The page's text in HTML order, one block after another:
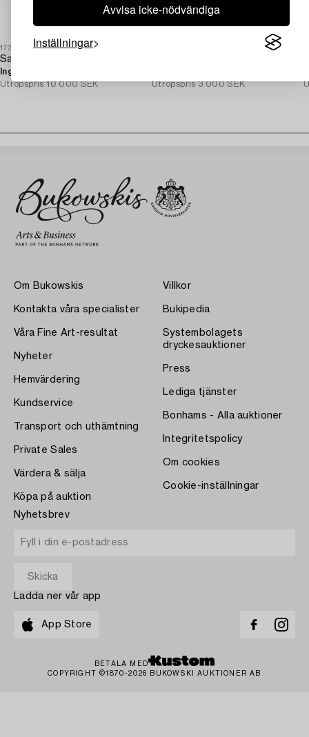
Avvisa icke-nödvändiga
Inställningar
1730429
Inga bud
Utropspris 10 000 SEK
Utropspris 3 000 SEK
Om Bukowskis
Kontakta våra specialister
Våra Fine Art-resultat
Nyheter
Hemvärdering
Kundservice
Transport och uthämtning
Private Sales
Värdera & sälja
Köpa på auktion
Villkor
Bukipedia
Systembolagets
dryckesauktioner
Press
Lediga tjänster
Bonhams - Alla auktioner
Integritetspolicy
Om cookies
Cookie-inställningar
Nyhetsbrev
Ladda ner vår app
App Store
BETALA MED
COPYRIGHT ©1870-2026 BUKOWSKI AUKTIONER AB